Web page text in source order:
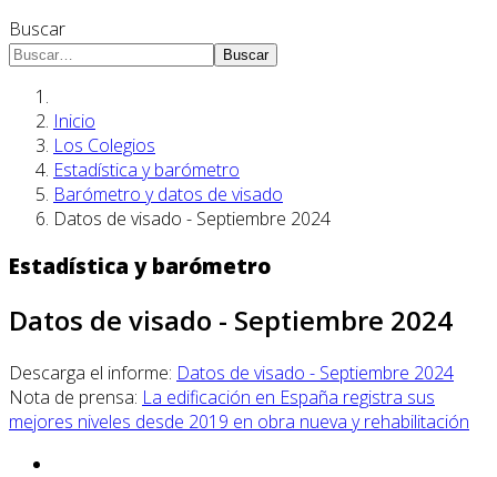
Buscar
Buscar
Inicio
Los Colegios
Estadística y barómetro
Barómetro y datos de visado
Datos de visado - Septiembre 2024
Estadística y barómetro
Datos de visado - Septiembre 2024
Descarga el informe: Datos de visado - Septiembre 2024
Nota de prensa: La edificación en España registra sus
mejores niveles desde 2019 en obra nueva y rehabilitación